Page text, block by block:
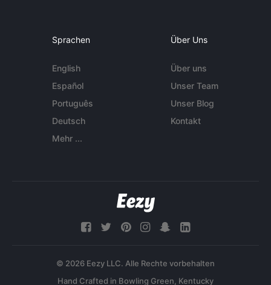
Sprachen
English
Español
Português
Deutsch
Mehr ...
Über Uns
Über uns
Unser Team
Unser Blog
Kontakt
© 2026 Eezy LLC. Alle Rechte vorbehalten